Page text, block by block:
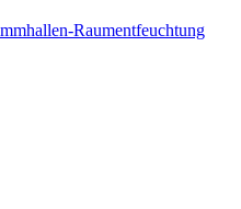
Raumentfeuchtung